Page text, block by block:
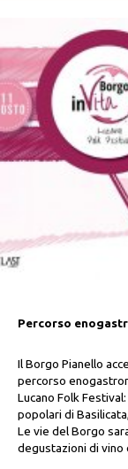
Percorso
Il Borgo Pianello
percorso
Lucano Folk
popolari di
Le vie del Borgo
degustazioni di vino